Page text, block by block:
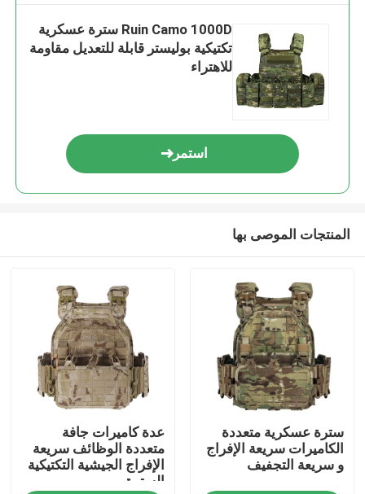
Ruin Camo 1000D سترة عسكرية
تكتيكية بوليستر قابلة للتعديل مقاومة
للاهتراء
استمر
المنتجات الموصى بها
سترة عسكرية متعددة
الكاميرات سريعة الإفراج
و سريعة التجفيف
عدة كاميرات جافة
متعددة الوظائف سريعة
الإفراج الجيشية التكتيكية
السترة